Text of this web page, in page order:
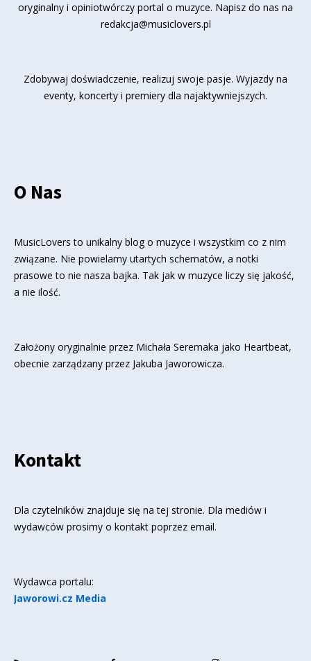
oryginalny i opiniotwórczy portal o muzyce. Napisz do nas na
redakcja@musiclovers.pl
Zdobywaj doświadczenie, realizuj swoje pasje. Wyjazdy na
eventy, koncerty i premiery dla najaktywniejszych.
O Nas
MusicLovers to unikalny blog o muzyce i wszystkim co z nim
związane. Nie powielamy utartych schematów, a notki
prasowe to nie nasza bajka. Tak jak w muzyce liczy się jakość,
a nie ilość.
Założony oryginalnie przez Michała Seremaka jako Heartbeat,
obecnie zarządzany przez Jakuba Jaworowicza.
Kontakt
Dla czytelników znajduje się na tej stronie. Dla mediów i
wydawców prosimy o kontakt poprzez email.
Wydawca portalu:
Jaworowi.cz Media